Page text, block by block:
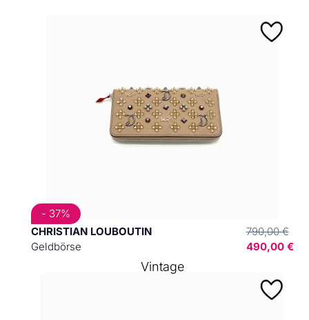
CHRISTIAN LOUBOUTIN
Geldbörse
790,00 €
490,00 €
- 37%
Vintage